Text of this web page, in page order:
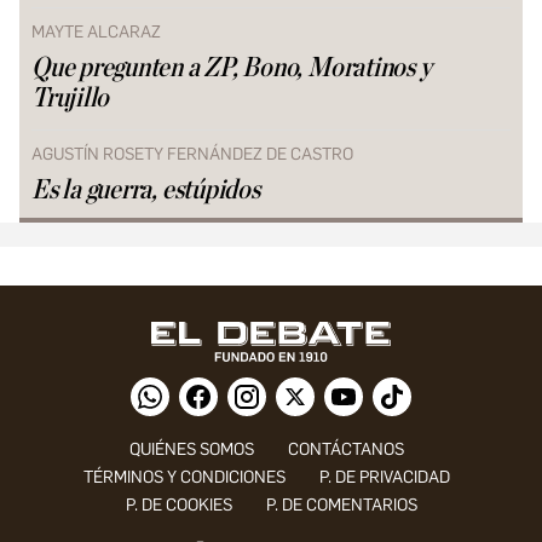
MAYTE ALCARAZ
Que pregunten a ZP, Bono, Moratinos y
Trujillo
AGUSTÍN ROSETY FERNÁNDEZ DE CASTRO
Es la guerra, estúpidos
QUIÉNES SOMOS
CONTÁCTANOS
TÉRMINOS Y CONDICIONES
P. DE PRIVACIDAD
P. DE COOKIES
P. DE COMENTARIOS